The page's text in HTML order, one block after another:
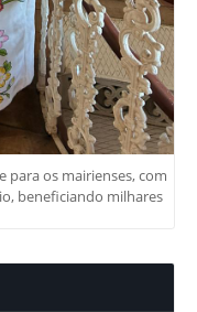
os mairienses, com
beneficiando milhares